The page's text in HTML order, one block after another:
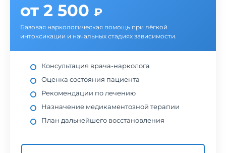
от 2 500 ₽
Базовая наркологическая помощь при лёгкой
интоксикации и начальных стадиях зависимости.
Консультация врача-нарколога
Оценка состояния пациента
Рекомендации по лечению
Назначение медикаментозной терапии
План дальнейшего восстановления